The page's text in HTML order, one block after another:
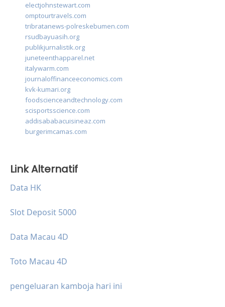
electjohnstewart.com
omptourtravels.com
tribratanews-polreskebumen.com
rsudbayuasih.org
publikjurnalistik.org
juneteenthapparel.net
italywarm.com
journaloffinanceeconomics.com
kvk-kumari.org
foodscienceandtechnology.com
scisportsscience.com
addisababacuisineaz.com
burgerimcamas.com
Link Alternatif
Data HK
Slot Deposit 5000
Data Macau 4D
Toto Macau 4D
pengeluaran kamboja hari ini